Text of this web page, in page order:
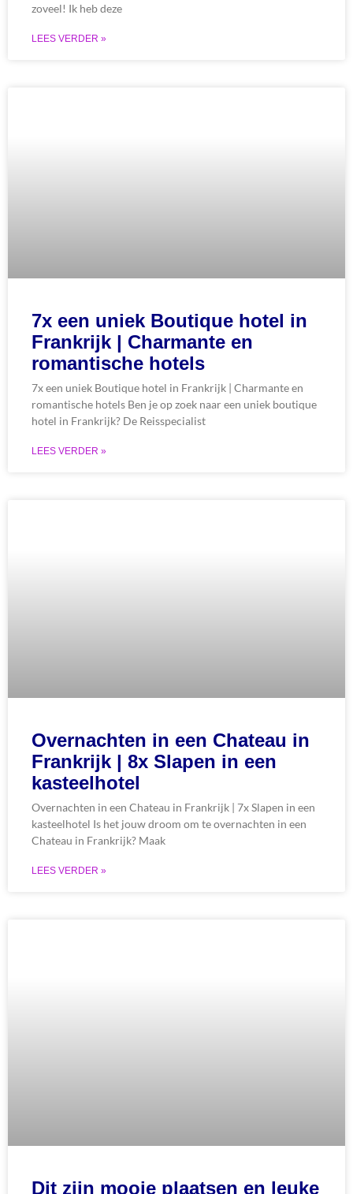
zoveel! Ik heb deze
LEES VERDER »
7x een uniek Boutique hotel in
Frankrijk | Charmante en
romantische hotels
7x een uniek Boutique hotel in Frankrijk | Charmante en
romantische hotels Ben je op zoek naar een uniek boutique
hotel in Frankrijk? De Reisspecialist
LEES VERDER »
Overnachten in een Chateau in
Frankrijk | 8x Slapen in een
kasteelhotel
Overnachten in een Chateau in Frankrijk | 7x Slapen in een
kasteelhotel Is het jouw droom om te overnachten in een
Chateau in Frankrijk? Maak
LEES VERDER »
Dit zijn mooie plaatsen en leuke